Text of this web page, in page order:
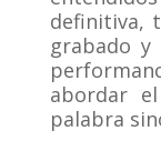
definitiva,
grabado y
abordar
palabra